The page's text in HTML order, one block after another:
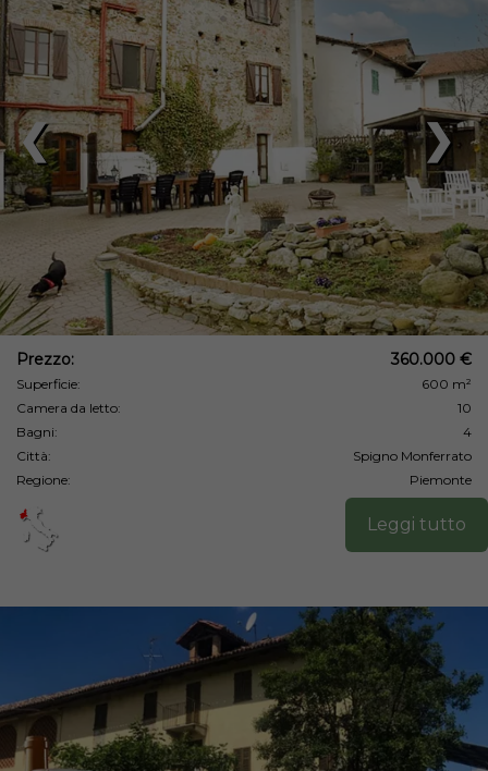
❯
❮
Prezzo: 360.000 €
Superficie:
600 m²
Camera da letto:
10
Bagni:
4
Città:
Spigno Monferrato
Regione:
Piemonte
Leggi tutto